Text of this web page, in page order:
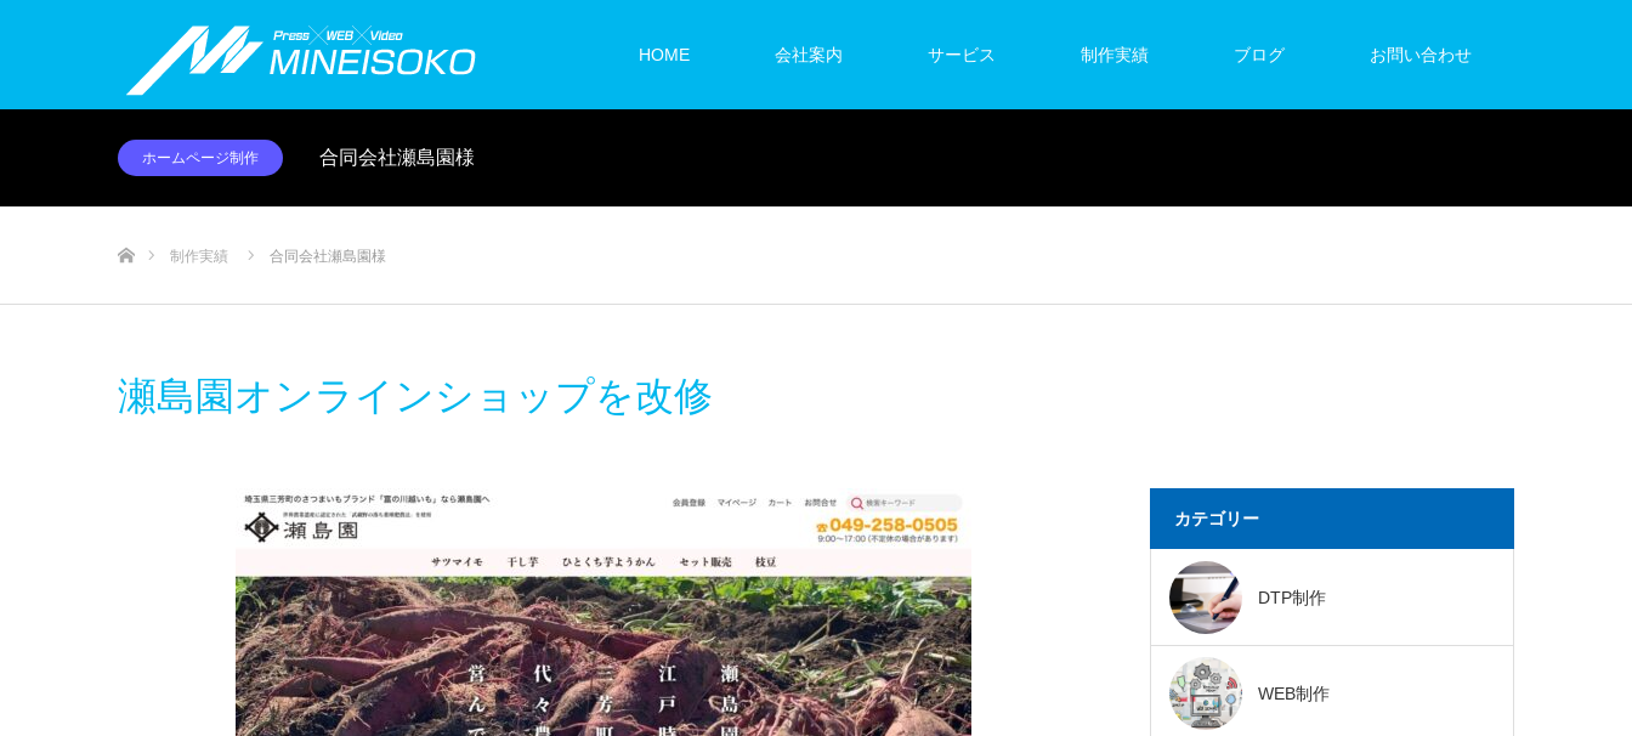
HOME 会社案内 サービス 制作実績 ブログ お問い合わせ
ホームページ制作 合同会社瀬島園様
制作実績 合同会社瀬島園様
瀬島園オンラインショップを改修
カテゴリー
DTP制作
WEB制作